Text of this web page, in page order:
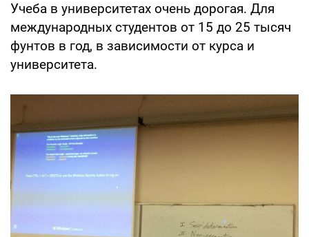
Учеба в университетах очень дорогая. Для
международных студентов от 15 до 25 тысяч
фунтов в год, в зависимости от курса и
университета.